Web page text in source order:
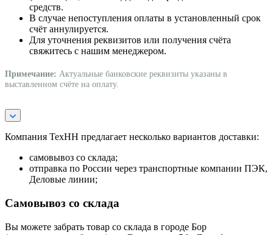
средств.
В случае непоступления оплаты в установленный срок
счёт аннулируется.
Для уточнения реквизитов или получения счёта
свяжитесь с нашим менеджером.
Примечание: Актуальные банковские реквизиты указаны в
выставленном счёте на оплату.
Компания ТехНН предлагает несколько вариантов доставки:
самовывоз со склада;
отправка по России через транспортные компании ПЭК,
Деловые линии;
Самовывоз со склада
Вы можете забрать товар со склада в городе Бор